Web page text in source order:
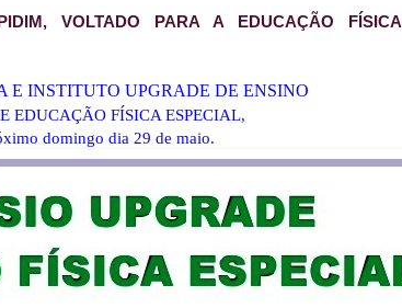
VOLTADO PARA A EDUCAÇÃO FÍSICA
E INSTITUTO UPGRADE DE ENSINO
EDUCAÇÃO FÍSICA ESPECIAL,
domingo dia 29 de maio.